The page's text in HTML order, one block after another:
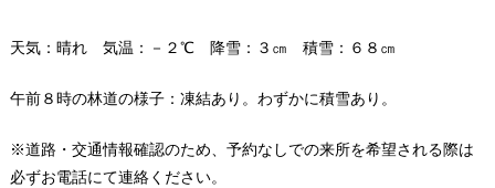
天気：晴れ 気温：－２℃ 降雪：３㎝ 積雪：６８㎝
午前８時の林道の様子：凍結あり。わずかに積雪あり。
※道路・交通情報確認のため、予約なしでの来所を希望される際は
必ずお電話にて連絡ください。